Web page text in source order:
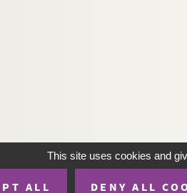
This site uses cookies and
ALL DENY ALL